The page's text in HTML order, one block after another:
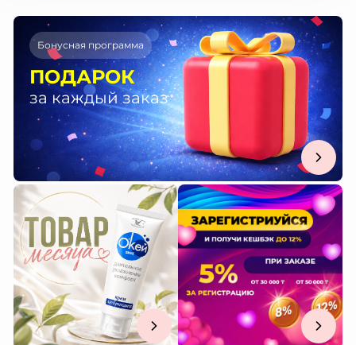
Бонусная программа
ПОДАРОК
за каждый заказ